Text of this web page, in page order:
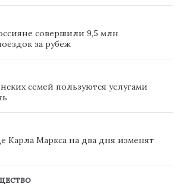
совершили 9,5 млн
за рубеж
семей пользуются услугами
Карла Маркса на два дня изменят